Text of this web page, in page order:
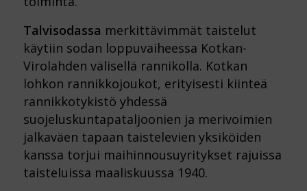
Talvisodassa merkittävimmät taistelut
käytiin sodan loppuvaiheessa Kotkan-
Virolahden välisellä rannikolla. Kotkan
lohkon rannikkojoukot, erityisesti kiinteä
rannikkotykistö yhdessä
suojeluskuntapataljoonien ja merivoimien
jalkaväen tapaan taistelevien yksiköiden
kanssa torjui maihinnousuyritykset rajuissa
taisteluissa maaliskuussa 1940.